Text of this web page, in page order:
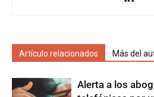
Artículo relacionados Más del
Alerta a los